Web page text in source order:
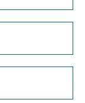
Cr(VI)
No
合状況ページへ
ご検索ください